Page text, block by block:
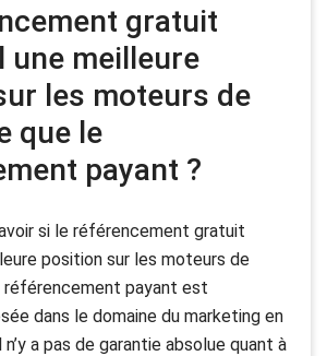
gratuit
une meilleure
les moteurs de
que le
payant ?
si le référencement gratuit
position sur les moteurs de
référencement payant est
dans le domaine du marketing en
n’y a pas de garantie absolue quant à